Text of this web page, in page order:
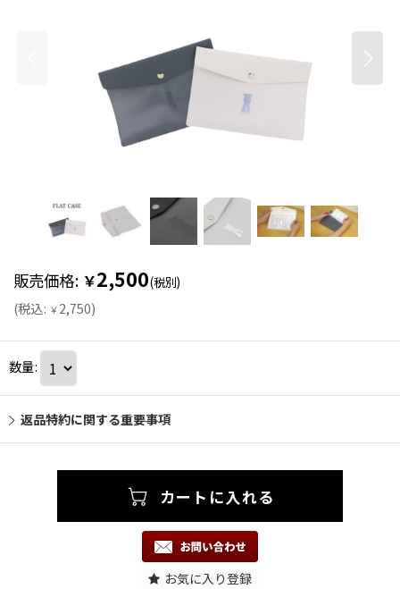
販売価格: ￥2,500(税別)
(税込: ￥2,750)
数量:
返品特約に関する重要事項
お気に入り登録